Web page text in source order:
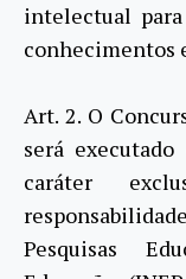
intelectual
conhecimentos
Art. 2. O
será
caráter
Pesquisas